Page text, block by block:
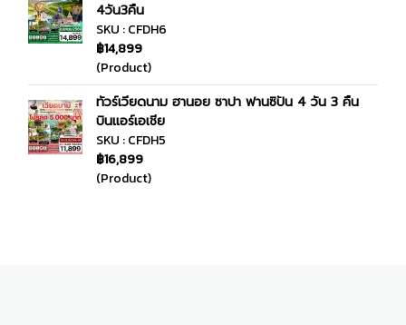
4วัน3คืน
SKU : CFDH6
฿14,899
(Product)
ทัวร์เวียดนาม ฮานอย ซาปา ฟานซิปัน 4 วัน 3 คืน
บินแอร์เอเชีย
SKU : CFDH5
฿16,899
(Product)